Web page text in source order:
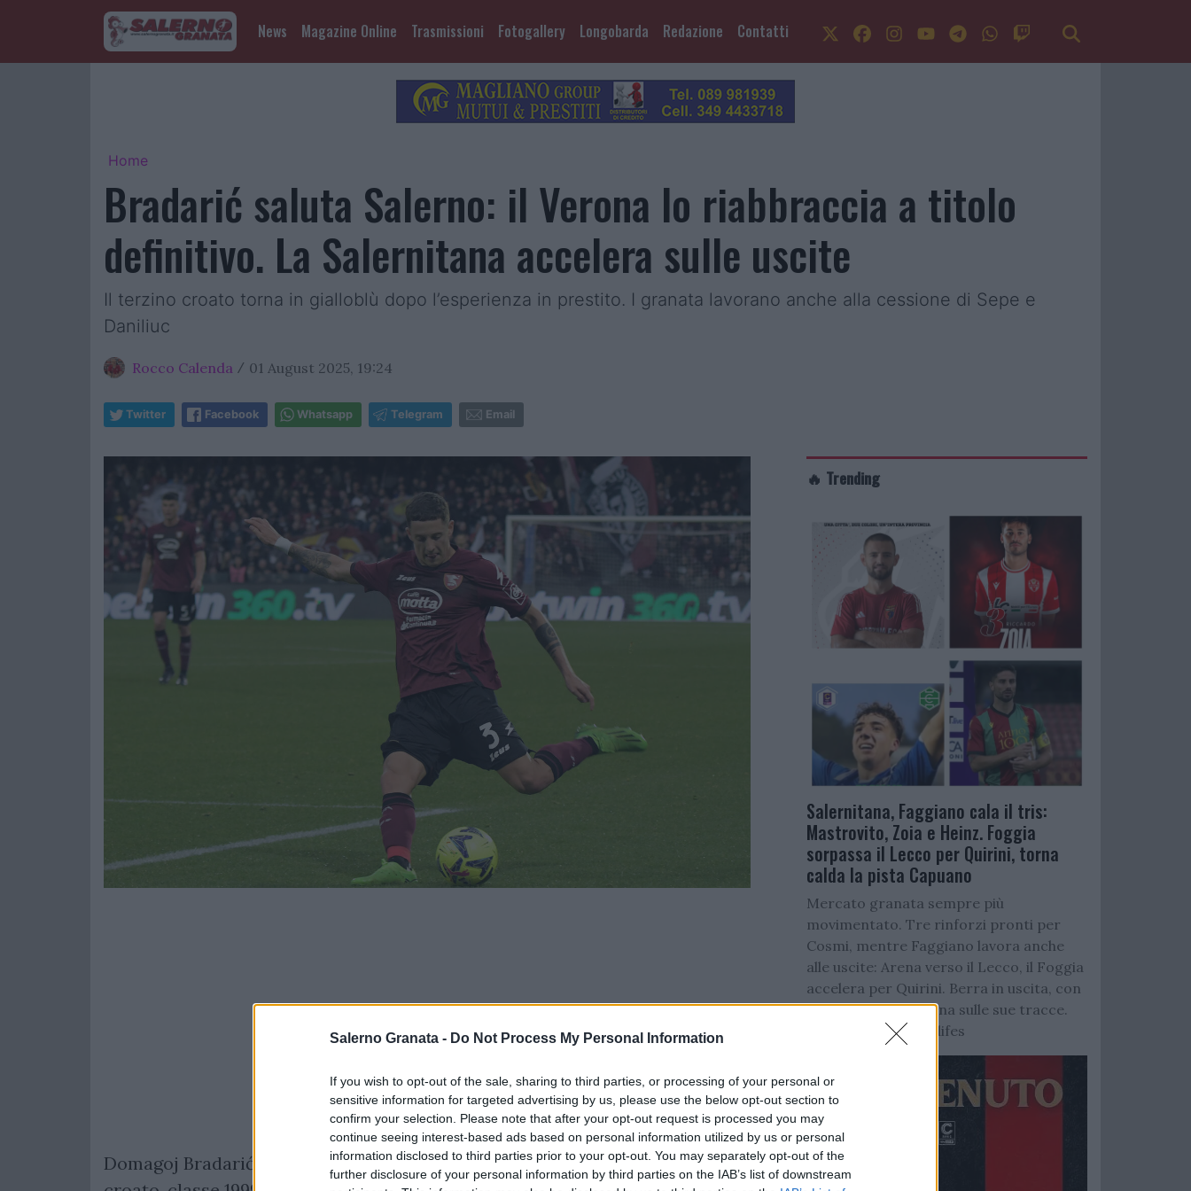
Salerno Granata - Do Not Process My Personal Information
If you wish to opt-out of the sale, sharing to third parties, or processing of your personal or
sensitive information for targeted advertising by us, please use the below opt-out section to
confirm your selection. Please note that after your opt-out request is processed you may
continue seeing interest-based ads based on personal information utilized by us or personal
information disclosed to third parties prior to your opt-out. You may separately opt-out of the
further disclosure of your personal information by third parties on the IAB’s list of downstream
News Magazine Online Trasmissioni Fotogallery Longobarda Redazione Contatti
Home
Bradarić saluta Salerno: il Verona lo riabbraccia a titolo
definitivo. La Salernitana accelera sulle uscite
Il terzino croato torna in gialloblù dopo l’esperienza in prestito. I granata lavorano anche alla cessione di Sepe e
Daniliuc
Rocco Calenda / 01 August 2025, 19:24
Twitter Facebook Whatsapp Telegram Email
Domagoj Bradarić è pronto a voltare definitivamente pagina. Il terzino
🔥 Trending
Salernitana, Faggiano cala il tris:
Mastrovito, Zoia e Heinz. Foggia
sorpassa il Lecco per Quirini, torna
calda la pista Capuano
Mercato granata sempre più
movimentato. Tre rinforzi pronti per
Cosmi, mentre Faggiano lavora anche
alle uscite: Arena verso il Lecco, il Foggia
accelera per Quirini. Berra in uscita, con
Reggiana e Casertana sulle sue tracce.
Per completare la difes